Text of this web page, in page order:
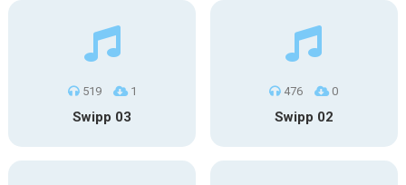
519 1
Swipp 03
476 0
Swipp 02